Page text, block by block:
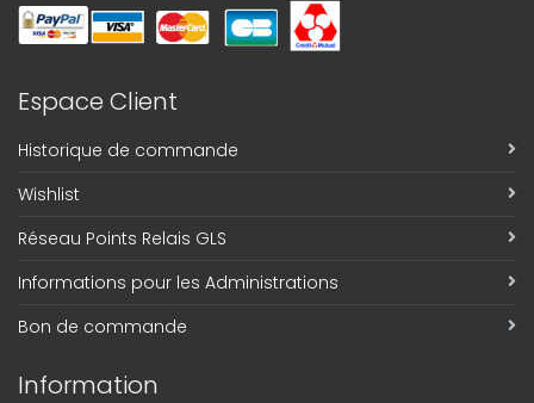
Espace Client
Historique de commande
Wishlist
Réseau Points Relais GLS
Informations pour les Administrations
Bon de commande
Information